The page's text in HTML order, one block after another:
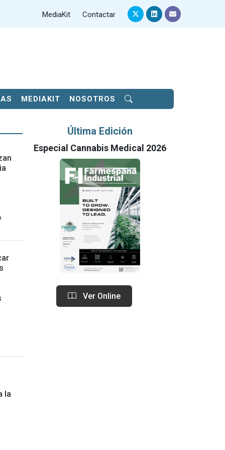
MediaKit Contactar
MEDIAKIT NOSOTROS
la
Última Edición
Especial Cannabis Medical 2026
Ver Online